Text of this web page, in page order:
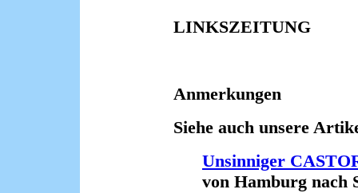
LINKSZEITUNG
Anmerkungen
Siehe auch unsere
Unsinniger
von Hamburg nach